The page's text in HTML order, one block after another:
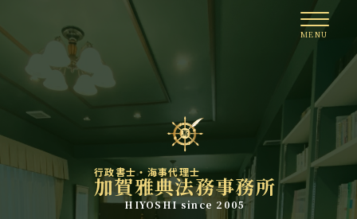
行政書士・海事代理士
加賀雅典法務事務所
HIYOSHI since 2005